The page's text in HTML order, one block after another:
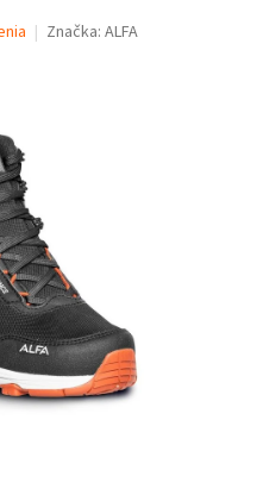
Značka: ALFA